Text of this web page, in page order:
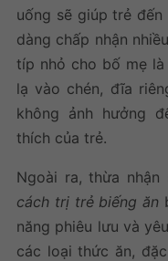
uống sẽ giúp trẻ
dàng chấp nhận
típ nhỏ cho bố mẹ
lạ vào chén, đĩa
không ảnh hưởng
thích của trẻ.
Ngoài ra, thừa
cách trị trẻ biếng ăn
năng phiêu lưu và
các loại thức ăn,